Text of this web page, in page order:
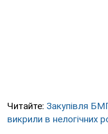
Читайте: Закупівля
викрили в нелогічних